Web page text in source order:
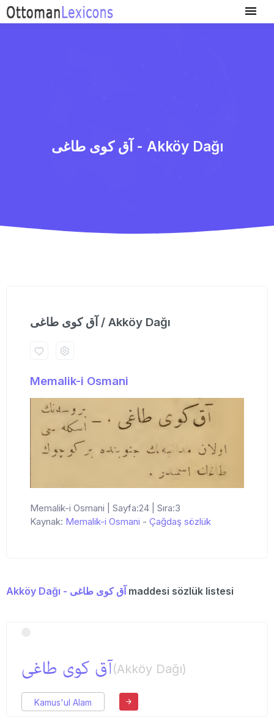
آق كوی طاغی - Akköy Dağı
آق كوی طاغی / Akköy Dağı
Memalik-i Osmani
Memalik-i Osmani | Sayfa:24 | Sıra:3
Kaynak: Memalik-i Osmani - Çağdaş sözlük
Akköy Dağı - آق كوی طاغی maddesi sözlük listesi
آق كوی طاغی(Akköy Dağı)
Kamus'ul Alam